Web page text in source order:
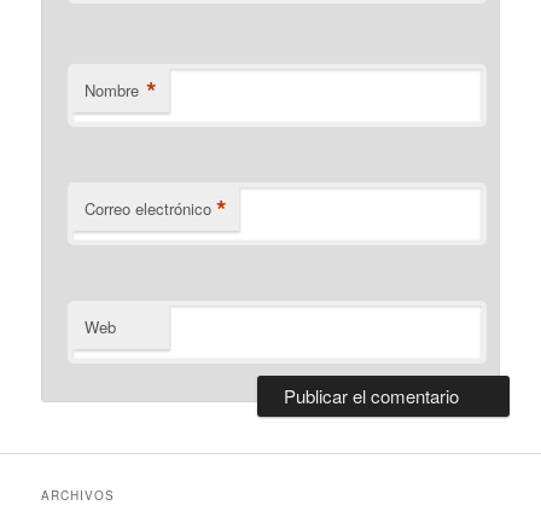
Nombre *
Correo electrónico *
Web
ARCHIVOS